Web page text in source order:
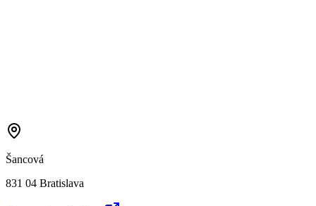
Šancová
831 04 Bratislava